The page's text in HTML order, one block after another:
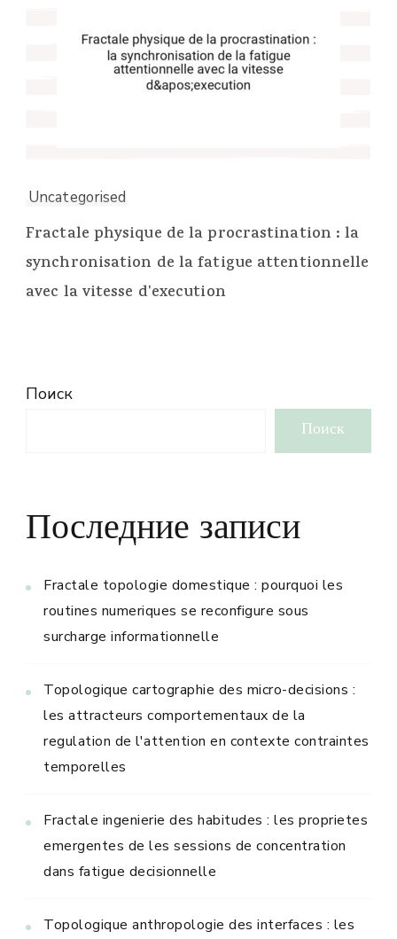
Uncategorised
Fractale physique de la procrastination : la
synchronisation de la fatigue attentionnelle
avec la vitesse d'execution
Поиск
Поиск
Последние записи
Fractale topologie domestique : pourquoi les
routines numeriques se reconfigure sous
surcharge informationnelle
Topologique cartographie des micro-decisions :
les attracteurs comportementaux de la
regulation de l'attention en contexte contraintes
temporelles
Fractale ingenierie des habitudes : les proprietes
emergentes de les sessions de concentration
dans fatigue decisionnelle
Topologique anthropologie des interfaces : les